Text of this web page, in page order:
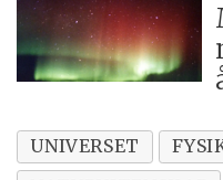
UNIVERSET